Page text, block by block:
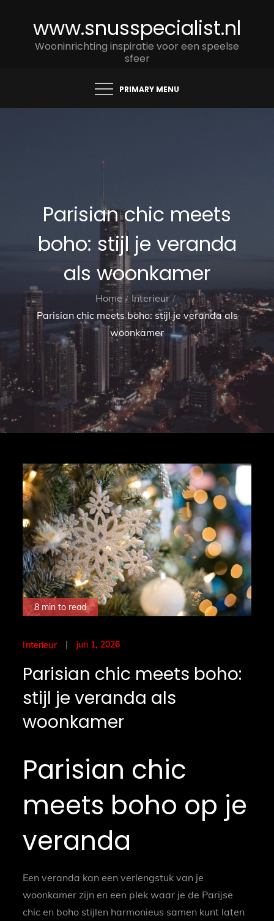
www.snusspecialist.nl
Wooninrichting inspiratie voor een speelse
sfeer
PRIMARY MENU
Parisian chic meets
boho: stijl je veranda
als woonkamer
Home
Interieur
Parisian chic meets boho: stijl je veranda als
woonkamer
8 min to read
Interieur
Posted
jun 1, 2026
Parisian chic meets boho:
stijl je veranda als
woonkamer
Parisian chic
meets boho op je
veranda
Een veranda kan een verlengstuk van je
woonkamer zijn en een plek waar je de Parijse
chic en boho stijlen harmonieus samen kunt laten